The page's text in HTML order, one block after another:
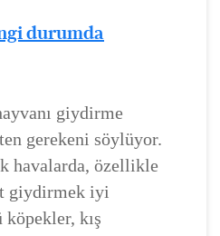
durumda
giydirme
gerekeni söylüyor.
havalarda, özellikle
giydirmek iyi
kış